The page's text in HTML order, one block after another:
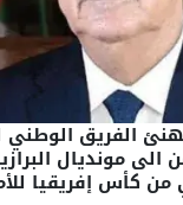
الفريق الوطني
من كأس إفريقيا